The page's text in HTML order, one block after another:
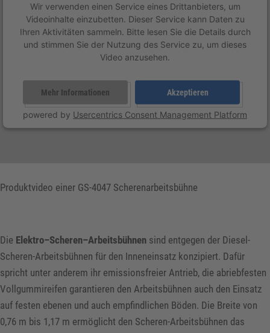
Wir verwenden einen Service eines Drittanbieters, um
Videoinhalte einzubetten. Dieser Service kann Daten zu
Ihren Aktivitäten sammeln. Bitte lesen Sie die Details durch
und stimmen Sie der Nutzung des Service zu, um dieses
Video anzusehen.
Mehr Informationen Akzeptieren
powered by Usercentrics Consent Management Platform
Produktvideo einer GS-4047 Scherenarbeitsbühne
Die Elektro–Scheren–Arbeitsbühnen sind entgegen der Diesel-
Scheren-Arbeitsbühnen für den Inneneinsatz konzipiert. Dafür
spricht unter anderem ihr emissionsfreier Antrieb, die abriebfesten
Vollgummireifen garantieren den Arbeitsbühnen auch den Einsatz
auf festen ebenen und auch empfindlichen Böden. Die Breite von
0,76 m bis 1,17 m ermöglicht den Scheren-Arbeitsbühnen das